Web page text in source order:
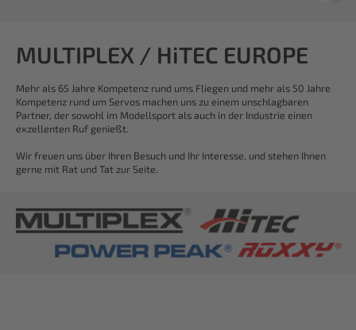
MULTIPLEX / HiTEC EUROPE
Mehr als 65 Jahre Kompetenz rund ums Fliegen und mehr als 50 Jahre
Kompetenz rund um Servos machen uns zu einem unschlagbaren
Partner, der sowohl im Modellsport als auch in der Industrie einen
exzellenten Ruf genießt.
Wir freuen uns über Ihren Besuch und Ihr Interesse, und stehen Ihnen
gerne mit Rat und Tat zur Seite.